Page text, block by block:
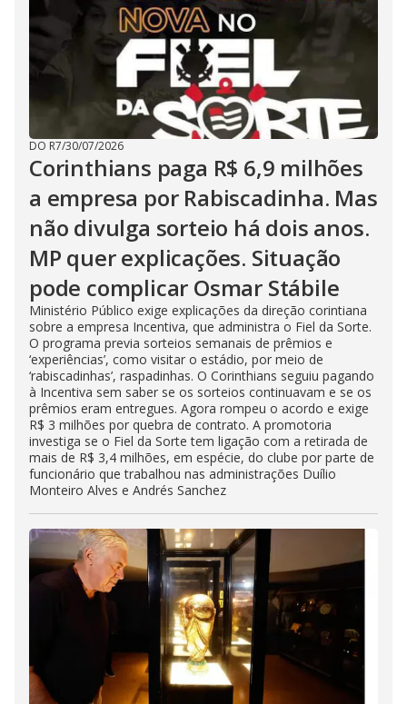
DO R7/30/07/2026
Corinthians paga R$ 6,9 milhões
a empresa por Rabiscadinha. Mas
não divulga sorteio há dois anos.
MP quer explicações. Situação
pode complicar Osmar Stábile
Ministério Público exige explicações da direção corintiana
sobre a empresa Incentiva, que administra o Fiel da Sorte.
O programa previa sorteios semanais de prêmios e
‘experiências’, como visitar o estádio, por meio de
‘rabiscadinhas’, raspadinhas. O Corinthians seguiu pagando
à Incentiva sem saber se os sorteios continuavam e se os
prêmios eram entregues. Agora rompeu o acordo e exige
R$ 3 milhões por quebra de contrato. A promotoria
investiga se o Fiel da Sorte tem ligação com a retirada de
mais de R$ 3,4 milhões, em espécie, do clube por parte de
funcionário que trabalhou nas administrações Duílio
Monteiro Alves e Andrés Sanchez